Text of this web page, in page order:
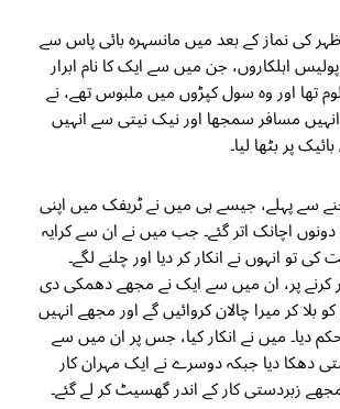
2025 کو ظہر کی نماز کے بعد میں مانسہرہ بائی پاس سے
اہلکاروں، جن میں سے ایک کا نام ابرار
تھا اور وہ سول کپڑوں میں ملبوس تھے، نے
مسافر سمجھا اور نیک نیتی سے انہیں
پر بٹھا لیا۔
سے پہلے، جیسے ہی میں نے ٹریفک میں اپنی
اچانک اتر گئے۔ جب میں نے ان سے کرایہ
تو انہوں نے انکار کر دیا اور چلنے لگے۔
کرنے پر، ان میں سے ایک نے مجھے دھمکی دی
بلا کر میرا چالان کروائیں گے اور مجھے انہیں
دیا۔ میں نے انکار کیا، جس پر ان میں سے
دھکا دیا جبکہ دوسرے نے ایک مہران کار
زبردستی کار کے اندر گھسیٹ کر لے گئے۔